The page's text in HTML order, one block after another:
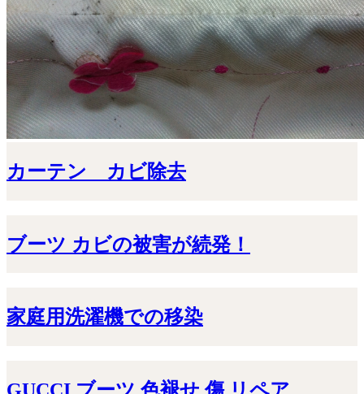
カーテン カビ除去
ブーツ カビの被害が続発！
家庭用洗濯機での移染